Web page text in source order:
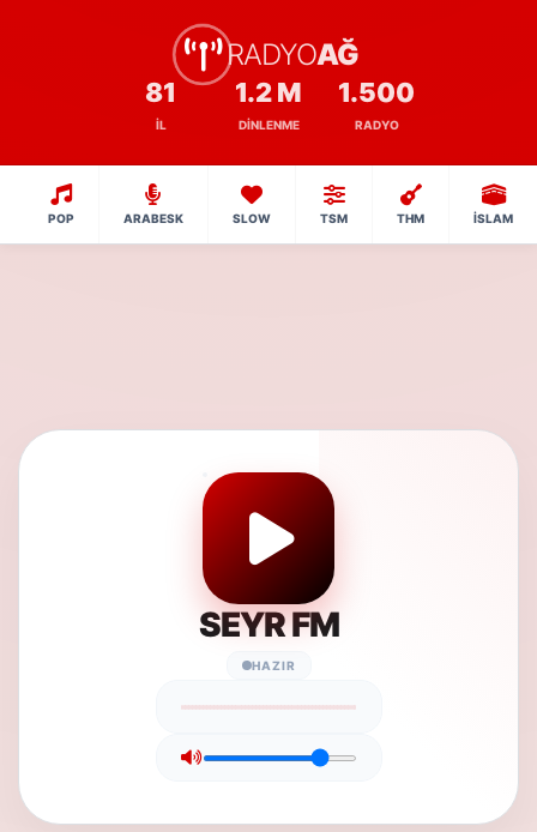
RADYOAĞ
81
İL
1.2 M
DINLENME
1.500
RADYO
POP ARABESK SLOW TSM THM İSLAM
SEYR FM
HAZIR